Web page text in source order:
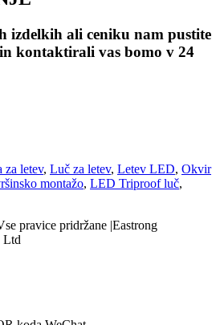
izdelkih ali ceniku nam pustite
kontaktirali vas bomo v 24
za letev, Luč za letev, Letev LED, Okvir
montažo, LED Triproof luč,
pravice pridržane |Eastrong
Ltd